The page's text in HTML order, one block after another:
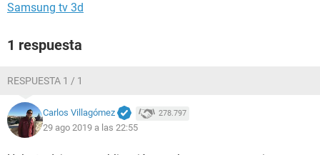
Samsung tv 3d
1 respuesta
RESPUESTA 1 / 1
Carlos Villagómez 278.797
29 ago 2019 a las 22:55